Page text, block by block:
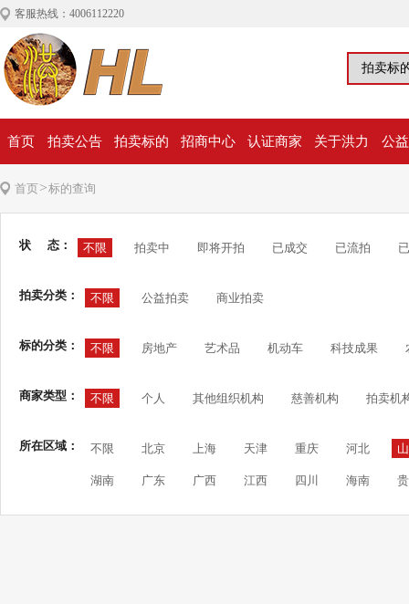
客服热线：4006112220
首页 拍卖公告 拍卖标的 招商中心 认证商家 关于洪力 公
首页>标的查询
状 态： 不限 拍卖中 即将开拍 已成交 已流拍
拍卖分类： 不限 公益拍卖 商业拍卖
标的分类： 不限 房地产 艺术品 机动车 科技成果
商家类型： 不限 个人 其他组织机构 慈善机构 拍卖机
所在区域： 不限 北京 上海 天津 重庆 河北
湖南 广东 广西 江西 四川 海南